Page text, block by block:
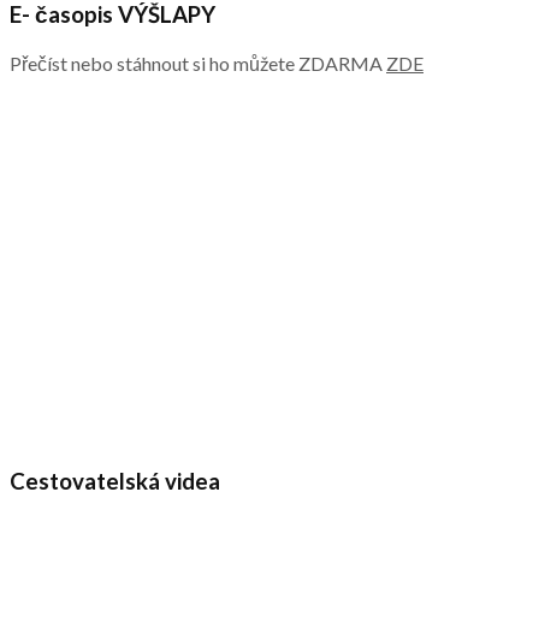
E- časopis VÝŠLAPY
Přečíst nebo stáhnout si ho můžete ZDARMA ZDE
Cestovatelská videa